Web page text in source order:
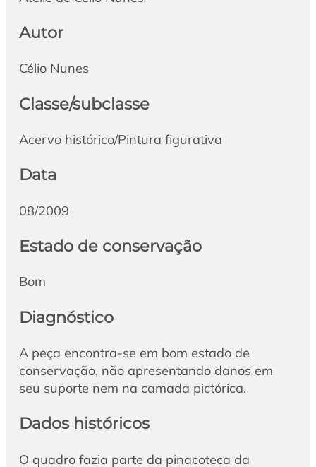
Autor
Célio Nunes
Classe/subclasse
Acervo histórico/Pintura figurativa
Data
08/2009
Estado de conservação
Bom
Diagnóstico
A peça encontra-se em bom estado de
conservação, não apresentando danos em
seu suporte nem na camada pictórica.
Dados históricos
O quadro fazia parte da pinacoteca da